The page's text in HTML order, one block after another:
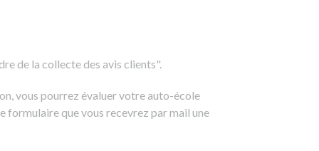
de la collecte des avis clients".
vous pourrez évaluer votre auto-école
formulaire que vous recevrez par mail une